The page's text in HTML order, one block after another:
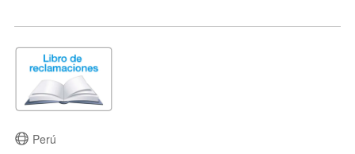
Perú